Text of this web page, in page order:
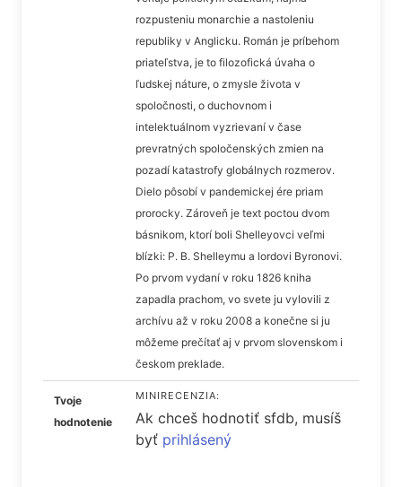
rozpusteniu monarchie a nastoleniu
republiky v Anglicku. Román je príbehom
priateľstva, je to filozofická úvaha o
ľudskej náture, o zmysle života v
spoločnosti, o duchovnom i
intelektuálnom vyzrievaní v čase
prevratných spoločenských zmien na
pozadí katastrofy globálnych rozmerov.
Dielo pôsobí v pandemickej ére priam
prorocky. Zároveň je text poctou dvom
básnikom, ktorí boli Shelleyovci veľmi
blízki: P. B. Shelleymu a lordovi Byronovi.
Po prvom vydaní v roku 1826 kniha
zapadla prachom, vo svete ju vylovili z
archívu až v roku 2008 a konečne si ju
môžeme prečítať aj v prvom slovenskom i
českom preklade.
Tvoje
hodnotenie
MINIRECENZIA:
Ak chceš hodnotiť sfdb, musíš
byť prihlásený